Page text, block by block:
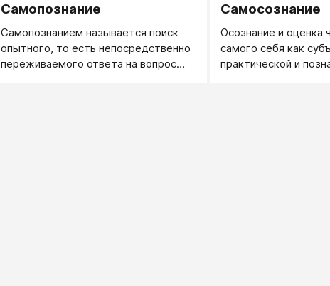
деперсонализации как частично или
Деперсонализация может привести
к комплексу неполноценности.
Самопознание
Самопознанием называется поиск
опытного, то есть непосредственно
переживаемого ответа на вопрос
Самосознание
Осознание и оценка
самого себя как
практической и